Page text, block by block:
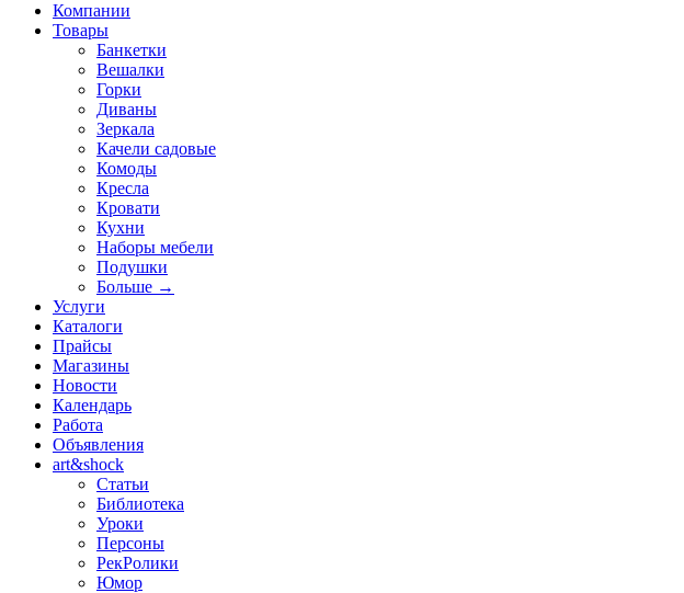
Компании
Товары
Банкетки
Вешалки
Горки
Диваны
Зеркала
Качели садовые
Комоды
Кресла
Кровати
Кухни
Наборы мебели
Подушки
Больше →
Услуги
Каталоги
Прайсы
Магазины
Новости
Календарь
Работа
Объявления
art&shock
Статьи
Библиотека
Уроки
Персоны
РекРолики
Юмор